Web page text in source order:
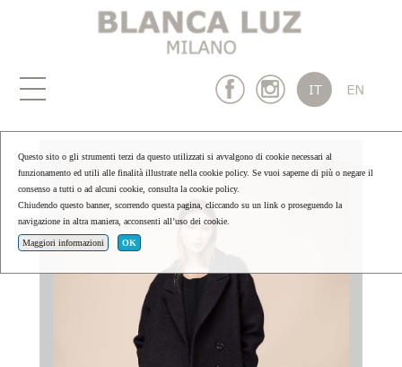
Questo sito o gli strumenti terzi da questo utilizzati si avvalgono di cookie necessari al
funzionamento ed utili alle finalità illustrate nella cookie policy. Se vuoi saperne di più o negare il
consenso a tutti o ad alcuni cookie, consulta la cookie policy.
Chiudendo questo banner, scorrendo questa pagina, cliccando su un link o proseguendo la
navigazione in altra maniera, acconsenti all’uso dei cookie.
Maggiori informazioni OK